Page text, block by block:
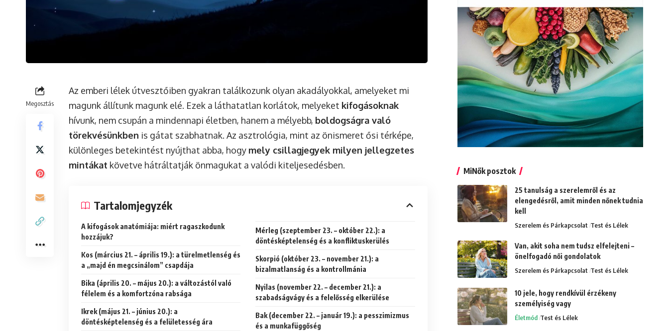
Megosztás
Az emberi lélek útvesztőiben gyakran találkozunk olyan akadályokkal, amelyeket mi
magunk állítunk magunk elé. Ezek a láthatatlan korlátok, melyeket kifogásoknak
hívunk, nem csupán a mindennapi életben, hanem a mélyebb, boldogságra való
törekvésünkben is gátat szabhatnak. Az asztrológia, mint az önismeret ősi térképe,
különleges betekintést nyújthat abba, hogy mely csillagjegyek milyen jellegzetes
mintákat követve hátráltatják önmagukat a valódi kiteljesedésben.
Tartalomjegyzék
A kifogások anatómiája: miért ragaszkodunk
hozzájuk?
Kos (március 21. – április 19.): a türelmetlenség és
a „majd én megcsinálom” csapdája
Bika (április 20. – május 20.): a változástól való
félelem és a komfortzóna rabsága
Ikrek (május 21. – június 20.): a
döntésképtelenség és a felületesség ára
Mérleg (szeptember 23. – október 22.): a
döntésképtelenség és a konfliktuskerülés
Skorpió (október 23. – november 21.): a
bizalmatlanság és a kontrollmánia
Nyilas (november 22. – december 21.): a
szabadságvágy és a felelősség elkerülése
Bak (december 22. – január 19.): a pesszimizmus
és a munkafüggőség
MiNők posztok
25 tanulság a szerelemről és az
elengedésről, amit minden nőnek tudnia
kell
Szerelem és Párkapcsolat Test és Lélek
Van, akit soha nem tudsz elfelejteni –
önelfogadó női gondolatok
Szerelem és Párkapcsolat Test és Lélek
10 jele, hogy rendkívül érzékeny
személyiség vagy
Életmód Test és Lélek